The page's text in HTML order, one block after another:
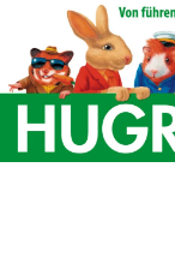
Inhalt
springen